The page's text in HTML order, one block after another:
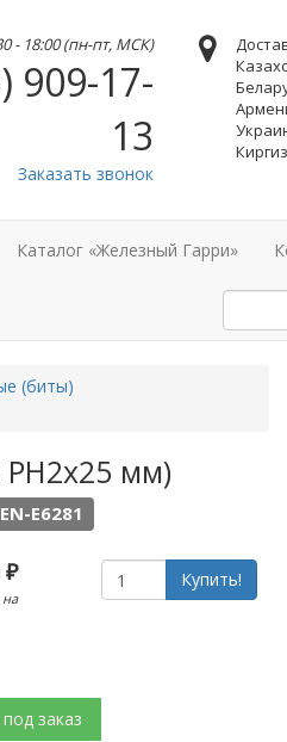
- 18:00 (пн-пт, МСК)
909-17-
13
Заказать звонок
Каталог «Железный Гарри»
(биты)
PH2x25 мм)
E6281
₽
на
Купить!
заказ